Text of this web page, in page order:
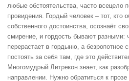
любые обстоятельства, часто всецело
провидения. Гордый человек – тот, кто
собственного достоинства, осознаёт
смирение, и гордость бывают разными:
перерастает в гордыню, а безропотное
постоять за себя там, где это
Многомудрый Литрекон знает, как
направлении. Нужно обратиться к